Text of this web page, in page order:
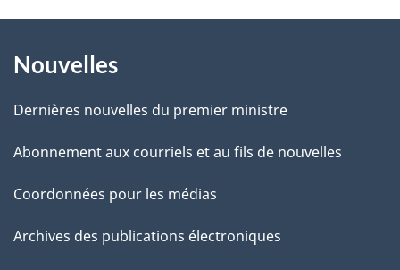
t
r
e
r
t
r
a
i
l
s
d
e
propos
de
ce
site
Nouvelles
Dernières nouvelles du premier ministre
Abonnement aux courriels et au fils de nouvelles
Coordonnées pour les médias
Archives des publications électroniques